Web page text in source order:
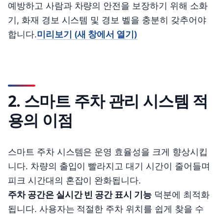
예방하고 사람과 차량의 안전을 보장하기 위해 소화
기, 화재 경보 시스템 및 경보 벨을 충분히 갖추어야
합니다.미리보기 (새 창에서 열기)
2. 스마트 주차 관리 시스템 적
용의 이점
스마트 주차 시스템은 운영 효율성을 크게 향상시킵
니다. 차량의 출입이 빨라지고 대기 시간이 줄어들며
피크 시간대의 혼잡이 완화됩니다.
주차 공간은 실시간 빈 공간 표시 기능덕분에 최적화
됩니다. 사용자는 적절한 주차 위치를 쉽게 찾을 수